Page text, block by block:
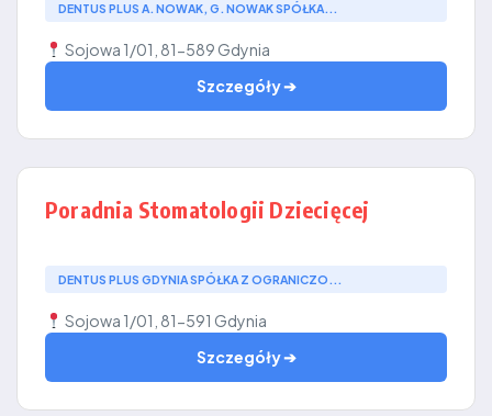
DENTUS PLUS A. NOWAK, G. NOWAK SPÓŁKA...
Sojowa 1/01, 81-589 Gdynia
Szczegóły ➔
Poradnia Stomatologii Dziecięcej
DENTUS PLUS GDYNIA SPÓŁKA Z OGRANICZO...
Sojowa 1/01, 81-591 Gdynia
Szczegóły ➔